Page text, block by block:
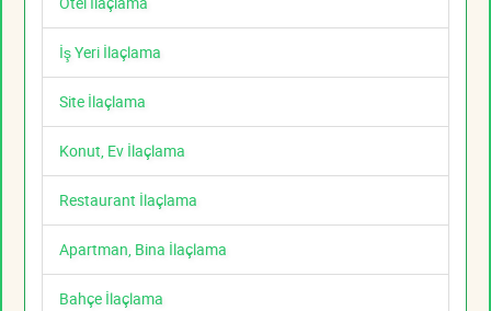
İş Yeri İlaçlama
Site İlaçlama
Konut, Ev İlaçlama
Restaurant İlaçlama
Apartman, Bina İlaçlama
Bahçe İlaçlama